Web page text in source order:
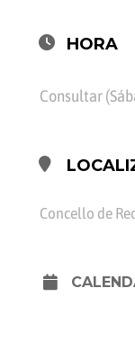
HORA
Consultar
Concello de